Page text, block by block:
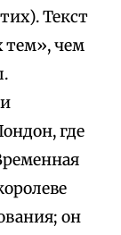
Текст
тем», чем
где
он